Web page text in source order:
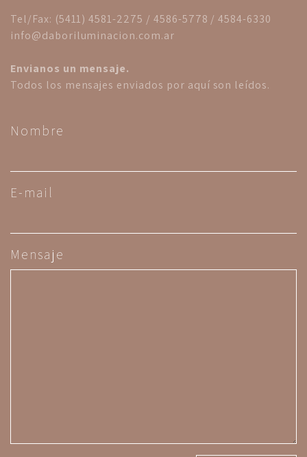
Tel/Fax: (5411) 4581-2275 / 4586-5778 / 4584-6330
info@daboriluminacion.com.ar
Envianos un mensaje.
Todos los mensajes enviados por aquí son leídos.
Nombre
E-mail
Mensaje